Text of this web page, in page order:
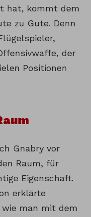
hat, kommt dem
zu Gute. Denn
der
Positionen
Gnabry vor
Raum, für
Eigenschaft.
erklärte
man mit dem